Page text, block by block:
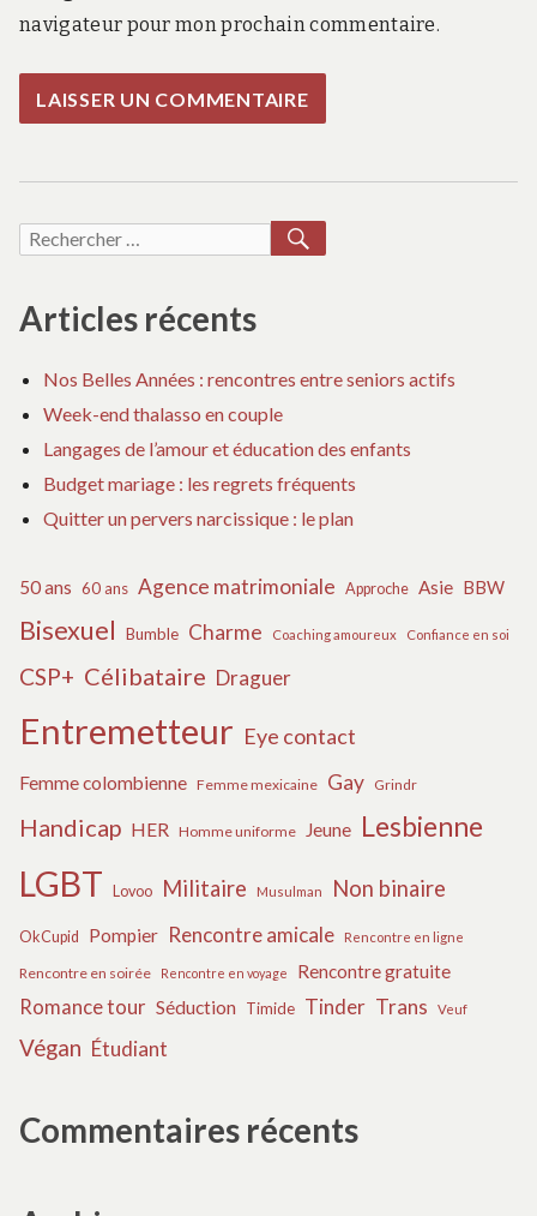
navigateur pour mon prochain commentaire.
Recherche
Articles récents
Nos Belles Années : rencontres entre seniors actifs
Week-end thalasso en couple
Langages de l’amour et éducation des enfants
Budget mariage : les regrets fréquents
Quitter un pervers narcissique : le plan
50 ans 60 ans Agence matrimoniale Approche Asie BBW
Bisexuel Bumble Charme Coaching amoureux Confiance en soi
CSP+ Célibataire Draguer
Entremetteur Eye contact
Femme colombienne Femme mexicaine Gay Grindr
Handicap HER Homme uniforme Jeune Lesbienne
LGBT Lovoo Militaire Musulman Non binaire
OkCupid Pompier Rencontre amicale Rencontre en ligne
Rencontre en soirée Rencontre en voyage Rencontre gratuite
Romance tour Séduction Timide Tinder Trans Veuf
Végan Étudiant
Commentaires récents